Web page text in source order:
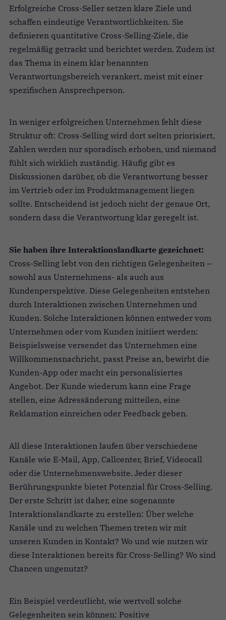
Erfolgreiche Cross-Seller setzen klare Ziele und
schaffen eindeutige Verantwortlichkeiten. Sie
definieren quantitative Cross-Selling-Ziele, die
regelmäßig getrackt und berichtet werden. Zudem ist
das Thema in einem klar benannten
Verantwortungsbereich verankert, meist mit einer
spezifischen Ansprechperson.
In weniger erfolgreichen Unternehmen fehlt diese
Struktur oft: Cross-Selling wird dort selten priorisiert,
Zahlen werden nur sporadisch erhoben, und niemand
fühlt sich wirklich zuständig. Häufig gibt es
Diskussionen darüber, ob die Verantwortung besser
im Vertrieb oder im Produktmanagement liegen
sollte. Entscheidend ist jedoch nicht der genaue Ort,
sondern dass die Verantwortung klar geregelt ist.
Sie haben ihre Interaktionslandkarte gezeichnet:
Cross-Selling lebt von den richtigen Gelegenheiten –
sowohl aus Unternehmens- als auch aus
Kundenperspektive. Diese Gelegenheiten entstehen
durch Interaktionen zwischen Unternehmen und
Kunden. Solche Interaktionen können entweder vom
Unternehmen oder vom Kunden initiiert werden:
Beispielsweise versendet das Unternehmen eine
Willkommensnachricht, passt Preise an, bewirbt die
Kunden-App oder macht ein personalisiertes
Angebot. Der Kunde wiederum kann eine Frage
stellen, eine Adressänderung mitteilen, eine
Reklamation einreichen oder Feedback geben.
All diese Interaktionen laufen über verschiedene
Kanäle wie E-Mail, App, Callcenter, Brief, Videocall
oder die Unternehmenswebsite. Jeder dieser
Berührungspunkte bietet Potenzial für Cross-Selling.
Der erste Schritt ist daher, eine sogenannte
Interaktionslandkarte zu erstellen: Über welche
Kanäle und zu welchen Themen treten wir mit
unseren Kunden in Kontakt? Wo und wie nutzen wir
diese Interaktionen bereits für Cross-Selling? Wo sind
Chancen ungenutzt?
Ein Beispiel verdeutlicht, wie wertvoll solche
Gelegenheiten sein können: Positive